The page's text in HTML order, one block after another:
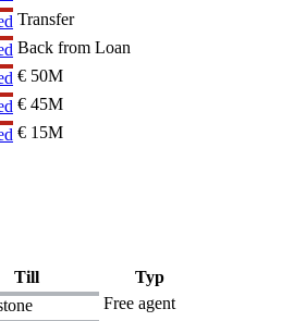
Transfer
Back from Loan
€ 50M
€ 45M
€ 15M
Till
Typ
Free agent